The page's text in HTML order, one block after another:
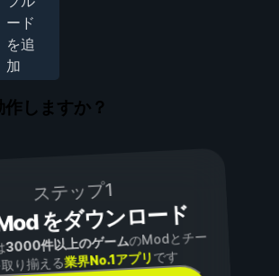
ード
を追
加
しますか？
ステップ1
をダウンロード
3000件以上のゲームのModとチー
取り揃える業界No.1アプリです